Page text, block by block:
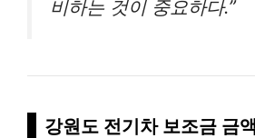
비하는 것이 중요하다.”
강원도 전기차 보조금 금